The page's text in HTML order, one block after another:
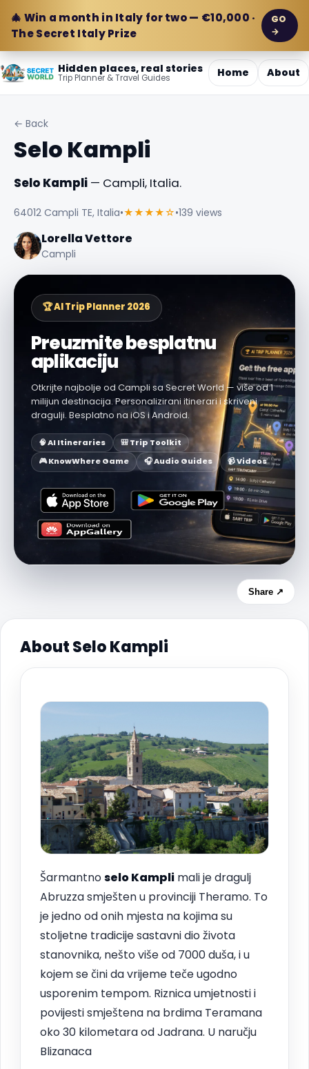
🎄 Win a month in Italy for two — €10,000 ·
The Secret Italy Prize
GO
→
Hidden places, real stories
Trip Planner & Travel Guides Home About
← Back
Selo Kampli
Selo Kampli — Campli, Italia.
64012 Campli TE, Italia•★★★★☆•139 views
Lorella Vettore
Campli
🏆 AI Trip Planner 2026
Preuzmite besplatnu
aplikaciju
Otkrijte najbolje od Campli sa Secret World — više od 1
milijun destinacija. Personalizirani itinerari i skriveni
dragulji. Besplatno na iOS i Android.
🧠 AI Itineraries
🎒 Trip Toolkit
🎮 KnowWhere Game
🎧 Audio Guides 📹 Videos
Share ↗
About Selo Kampli
Šarmantnoselo Kampli mali je dragulj
Abruzza smješten u provinciji Theramo. To
je jedno od onih mjesta na kojima su
stoljetne tradicije sastavni dio života
stanovnika, nešto više od 7000 duša, i u
kojem se čini da vrijeme teče ugodno
usporenim tempom. Riznica umjetnosti i
povijesti smještena na brdima Teramana
oko 30 kilometara od Jadrana. U naručju
Blizanaca